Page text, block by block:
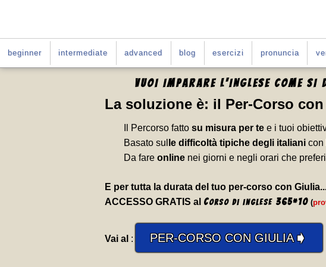
beginner intermediate advanced blog esercizi pronuncia
VUOI IMPARARE L'INGLESE COME SI
La soluzione è: il Per-Corso
Il Percorso fatto su misura per te e i tuoi
Basato sul le difficoltà tipiche degli italiani con
Da fare online nei giorni e negli orari che
E per tutta la durata del tuo per-corso con
ACCESSO GRATIS al Corso di inglese 365*10 (
Vai al : PER-CORSO CON GIULIA➧